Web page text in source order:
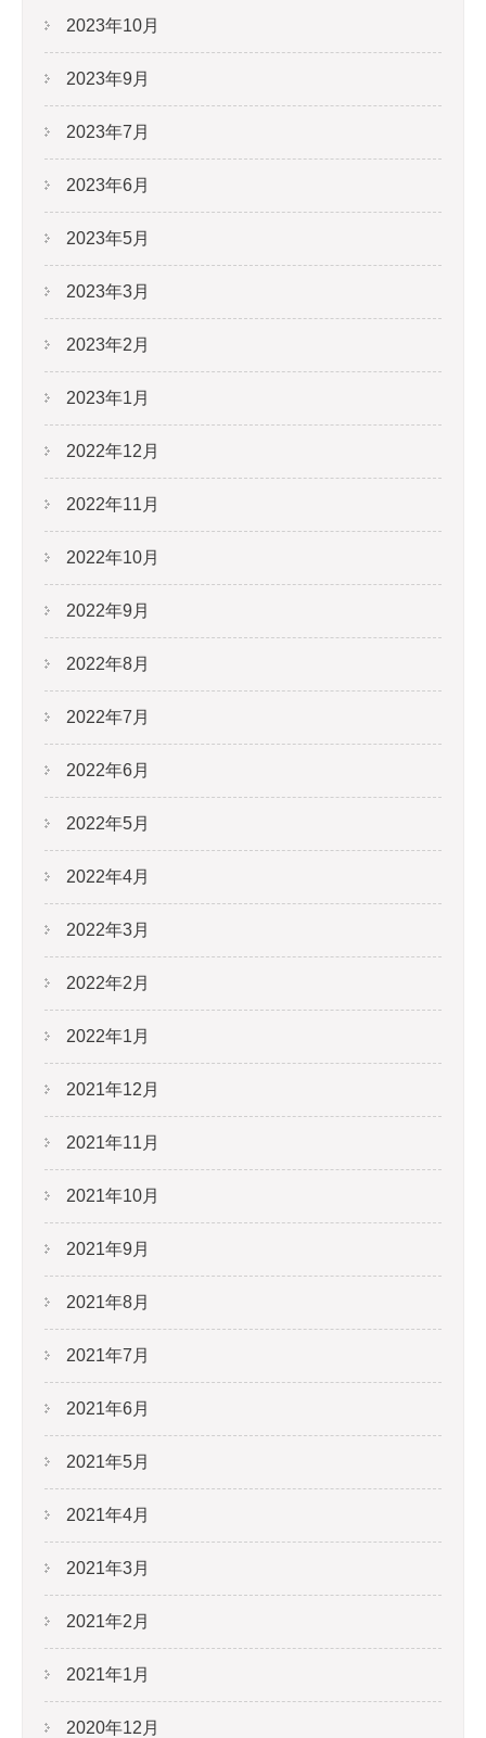
2023年10月
2023年9月
2023年7月
2023年6月
2023年5月
2023年3月
2023年2月
2023年1月
2022年12月
2022年11月
2022年10月
2022年9月
2022年8月
2022年7月
2022年6月
2022年5月
2022年4月
2022年3月
2022年2月
2022年1月
2021年12月
2021年11月
2021年10月
2021年9月
2021年8月
2021年7月
2021年6月
2021年5月
2021年4月
2021年3月
2021年2月
2021年1月
2020年12月